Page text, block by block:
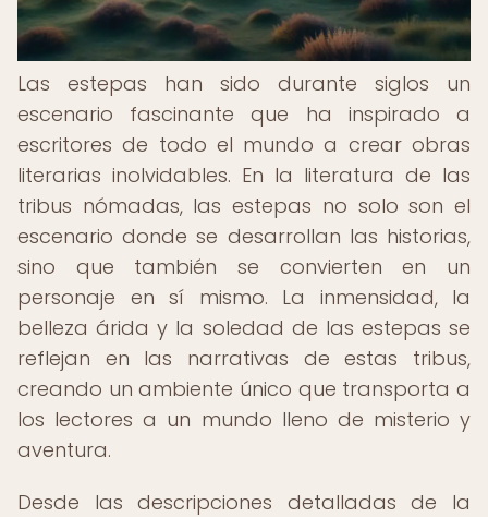
Las estepas han sido durante siglos un
escenario fascinante que ha inspirado a
escritores de todo el mundo a crear obras
literarias inolvidables. En la literatura de las
tribus nómadas, las estepas no solo son el
escenario donde se desarrollan las historias,
sino que también se convierten en un
personaje en sí mismo. La inmensidad, la
belleza árida y la soledad de las estepas se
reflejan en las narrativas de estas tribus,
creando un ambiente único que transporta a
los lectores a un mundo lleno de misterio y
aventura.
Desde las descripciones detalladas de la